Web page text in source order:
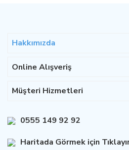
Hakkımızda
Online Alışveriş
Müşteri Hizmetleri
0555 149 92 92
Haritada Görmek için